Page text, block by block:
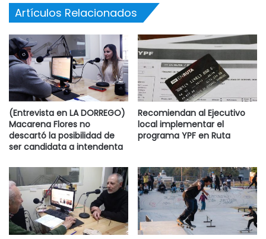
Artículos Relacionados
(Entrevista en LA DORREGO)
Macarena Flores no
descartó la posibilidad de
ser candidata a intendenta
Recomiendan al Ejecutivo
local implementar el
programa YPF en Ruta